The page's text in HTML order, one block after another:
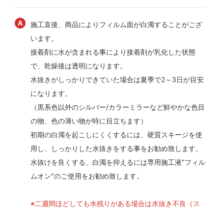
施工直後、商品によりフィルム面が白濁することがござ
います。
接着剤に水が含まれる事により接着剤が乳化した状態
で、乾燥後は透明になります。
水抜きがしっかりできていた場合は夏季で2～3日が目安
になります。
（黒系色以外のシルバー/カラーミラーなど鮮やかな色目
の物、色の薄い物が特に目立ちます）
初期の白濁を起こしにくくするには、硬質スキージを使
用し、しっかりした水抜きをする事をお勧め致します。
水抜けを良くする、白濁を抑えるには専用施工液"フィル
ムオン"のご使用をお勧め致します。
※二週間ほどしても水残りがある場合は水抜き不良（ス